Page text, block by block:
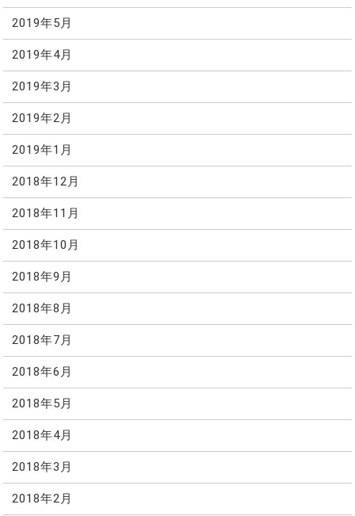
2019年5月
2019年4月
2019年3月
2019年2月
2019年1月
2018年12月
2018年11月
2018年10月
2018年9月
2018年8月
2018年7月
2018年6月
2018年5月
2018年4月
2018年3月
2018年2月